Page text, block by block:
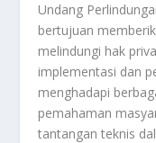
Undang
bertujuan
melindungi hak
implementasi dan
menghadapi
pemahaman
tantangan teknis